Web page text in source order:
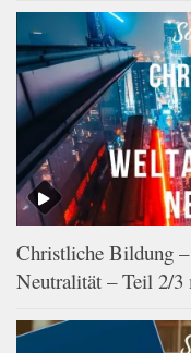
Christliche Bildung
Neutralität – Teil 2/